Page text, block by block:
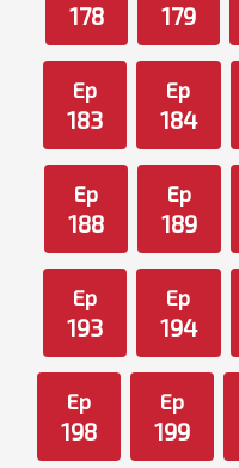
178 179
Ep
183
Ep
184
Ep
188
Ep
189
Ep
193
Ep
194
Ep
198
Ep
199